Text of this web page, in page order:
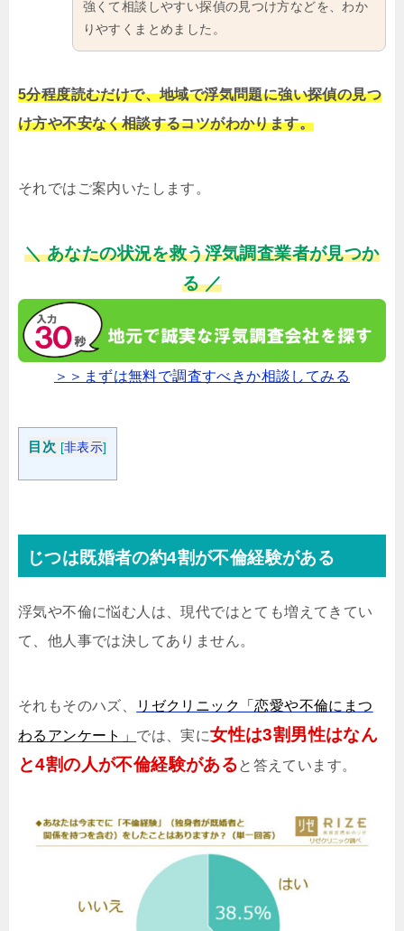
強くて相談しやすい探偵の見つけ方などを、わか
りやすくまとめました。
5分程度読むだけで、地域で浮気問題に強い探偵の見つ
け方や不安なく相談するコツがわかります。
それではご案内いたします。
＼ あなたの状況を救う浮気調査業者が見つか
る ／
＞＞まずは無料で調査すべきか相談してみる
目次 [非表示]
じつは既婚者の約4割が不倫経験がある
浮気や不倫に悩む人は、現代ではとても増えてきてい
て、他人事では決してありません。
それもそのハズ、
リゼクリニック「恋愛や不倫にまつ
わるアンケート」 では、実に女性は3割男性はなん
と4割の人が不倫経験があると答えています。